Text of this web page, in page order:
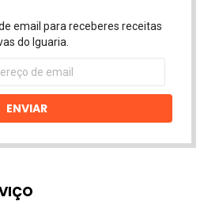
email para receberes receitas
do Iguaria.
ENVIAR